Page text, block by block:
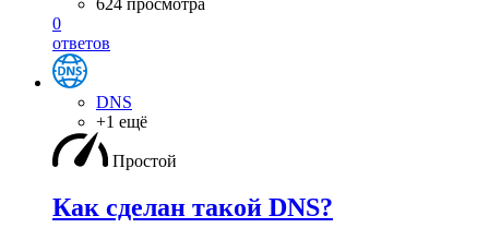
624 просмотра
0
ответов
DNS
+1 ещё
Простой
Как сделан такой DNS?